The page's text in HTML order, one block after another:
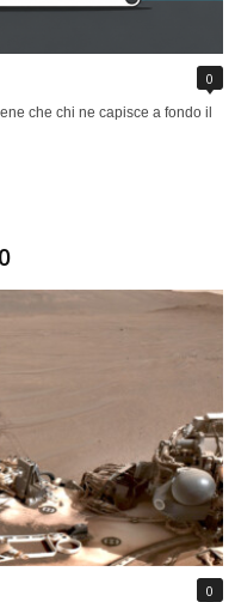
0
che chi ne capisce a fondo il
0